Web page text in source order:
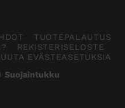
TUOTEPALAUTUS
REKISTERISELOSTE
EVÄSTEASETUKSIA
Suojaintukku